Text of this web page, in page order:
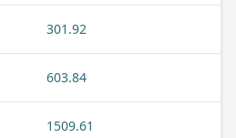
301.92
603.84
1509.61